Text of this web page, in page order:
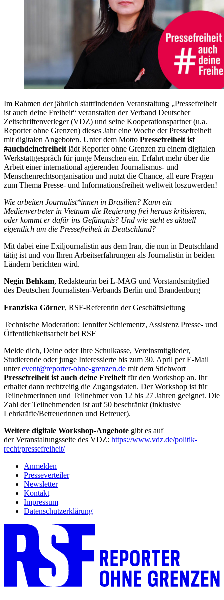
Im Rahmen der jährlich stattfindenden Veranstaltung „Pressefreiheit
ist auch deine Freiheit“ veranstalten der Verband Deutscher
Zeitschriftenverleger (VDZ) und seine Kooperationspartner (u.a.
Reporter ohne Grenzen) dieses Jahr eine Woche der Pressefreiheit
mit digitalen Angeboten. Unter dem Motto Pressefreiheit ist
#auchdeinefreiheit lädt Reporter ohne Grenzen zu einem digitalen
Werkstattgespräch für junge Menschen ein. Erfahrt mehr über die
Arbeit einer international agierenden Journalismus- und
Menschenrechtsorganisation und nutzt die Chance, all eure Fragen
zum Thema Presse- und Informationsfreiheit weltweit loszuwerden!
Wie arbeiten Journalist*innen in Brasilien? Kann ein
Medienvertreter in Vietnam die Regierung frei heraus kritisieren,
oder kommt er dafür ins Gefängnis? Und wie steht es aktuell
eigentlich um die Pressefreiheit in Deutschland?
Mit dabei eine Exiljournalistin aus dem Iran, die nun in Deutschland
tätig ist und von Ihren Arbeitserfahrungen als Journalistin in beiden
Ländern berichten wird.
Negin Behkam, Redakteurin bei L-MAG und Vorstandsmitglied
des Deutschen Journalisten-Verbands Berlin und Brandenburg
Franziska Görner, RSF-Referentin der Geschäftsleitung
Technische Moderation: Jennifer Schiementz, Assistenz Presse- und
Öffentlichkeitsarbeit bei RSF
Melde dich, Deine oder Ihre Schulkasse, Vereinsmitglieder,
Studierende oder junge Interessierte bis zum 30. April per E-Mail
unterevent@reporter-ohne-grenzen.de mit dem Stichwort
Pressefreiheit ist auch deine Freiheit für den Workshop an. Ihr
erhaltet dann rechtzeitig die Zugangsdaten. Der Workshop ist für
Teilnehmerinnen und Teilnehmer von 12 bis 27 Jahren geeignet. Die
Zahl der Teilnehmenden ist auf 50 beschränkt (inklusive
Lehrkräfte/Betreuerinnen und Betreuer).
Weitere digitale Workshop-Angebote gibt es auf
der Veranstaltungsseite des VDZ: https://www.vdz.de/politik-
recht/pressefreiheit/
Anmelden
Presseverteiler
Newsletter
Kontakt
Impressum
Datenschutzerklärung